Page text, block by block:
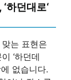
하던대로‘
는 표현은
‘하던데
없습니다.